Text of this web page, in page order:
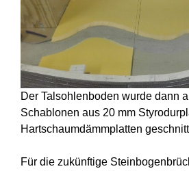
Der Talsohlenboden wurde dann
Schablonen aus 20 mm
Hartschaumdämmplatten
Für die zukünftige